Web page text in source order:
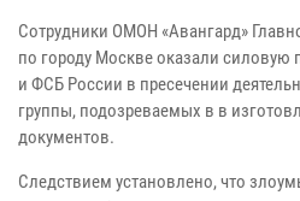
Сотрудники ОМОН «Авангард»
по городу Москве оказали
и ФСБ России в пресечении
группы, подозреваемых в в
документов.
Следствием установлено, что